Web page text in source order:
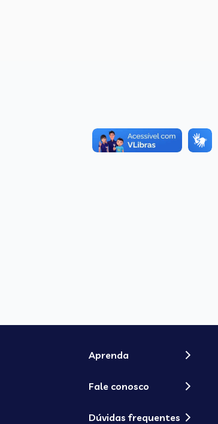
Aprenda
Fale conosco
Dúvidas frequentes